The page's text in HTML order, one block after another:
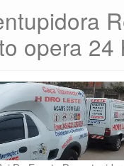
opera 24